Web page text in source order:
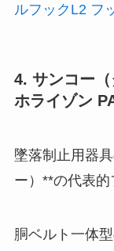
ルフックL2 フ
4. サンコー
ホライゾン
墜落制止用器
ー）**の代表的
胴ベルト一体